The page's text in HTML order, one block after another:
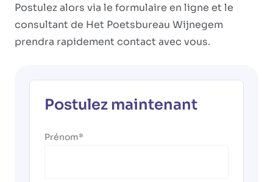
Postulez alors via le formulaire en ligne et le
consultant de Het Poetsbureau Wijnegem
prendra rapidement contact avec vous.
Postulez maintenant
Prénom